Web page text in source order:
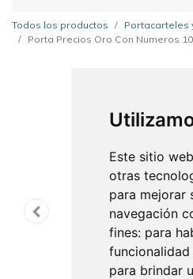
Este sitio
otras
para mejorar
navegación
fines: para
para brindar
Todos los productos
Portacarteles
Porta Precios Oro Con Numeros